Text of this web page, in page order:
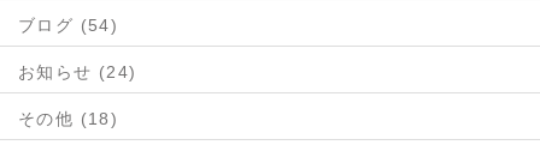
ブログ (54)
お知らせ (24)
その他 (18)